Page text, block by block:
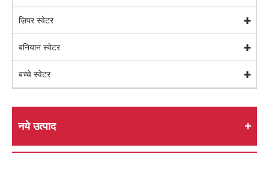
ज़िपर स्वेटर
बनियान स्वेटर
बच्चे स्वेटर
नये उत्पाद